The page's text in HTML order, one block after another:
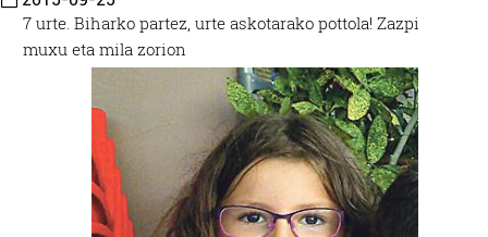
7 urte. Biharko partez, urte askotarako pottola! Zazpi
muxu eta mila zorion